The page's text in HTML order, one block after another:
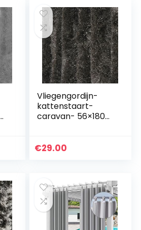
Vliegengordijn-
kattenstaart-
caravan- 56×180
€29.00